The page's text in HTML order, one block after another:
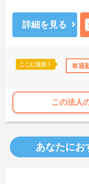
社会保険完備 交通費
がらご勤務いただけます
り、頑張りがきちんと評
ご興味のある方には、面
詳細を見る
ここに注目！ 車通
この法人
あなたにお